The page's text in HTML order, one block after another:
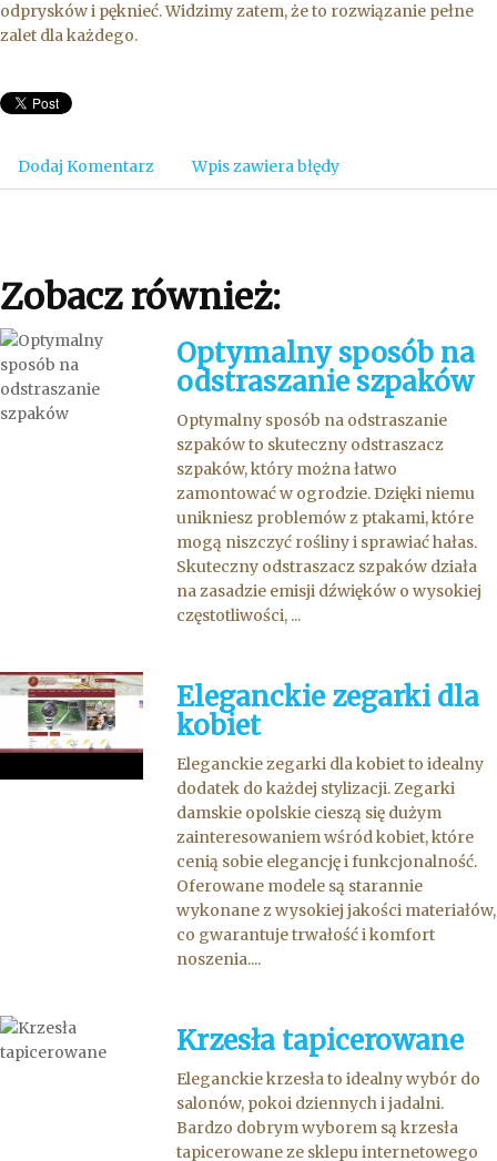
odprysków i pęknieć. Widzimy zatem, że to rozwiązanie pełne
zalet dla każdego.
Dodaj Komentarz Wpis zawiera błędy
Zobacz również:
Optymalny sposób na
odstraszanie szpaków
Optymalny sposób na odstraszanie
szpaków to skuteczny odstraszacz
szpaków, który można łatwo
zamontować w ogrodzie. Dzięki niemu
unikniesz problemów z ptakami, które
mogą niszczyć rośliny i sprawiać hałas.
Skuteczny odstraszacz szpaków działa
na zasadzie emisji dźwięków o wysokiej
częstotliwości, ...
Eleganckie zegarki dla
kobiet
Eleganckie zegarki dla kobiet to idealny
dodatek do każdej stylizacji. Zegarki
damskie opolskie cieszą się dużym
zainteresowaniem wśród kobiet, które
cenią sobie elegancję i funkcjonalność.
Oferowane modele są starannie
wykonane z wysokiej jakości materiałów,
co gwarantuje trwałość i komfort
noszenia....
Krzesła tapicerowane
Eleganckie krzesła to idealny wybór do
salonów, pokoi dziennych i jadalni.
Bardzo dobrym wyborem są krzesła
tapicerowane ze sklepu internetowego